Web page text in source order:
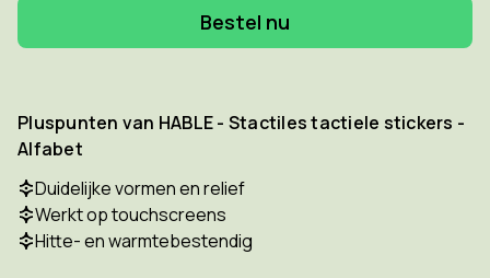
Bestel nu
Pluspunten van HABLE - Stactiles tactiele stickers -
Alfabet
Duidelijke vormen en relief
Werkt op touchscreens
Hitte- en warmtebestendig